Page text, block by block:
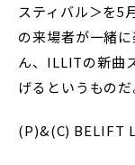
スティバル＞を5
の来場者が一緒
ん、ILLITの新曲
げるというものだ
(P)&(C) BELIFT